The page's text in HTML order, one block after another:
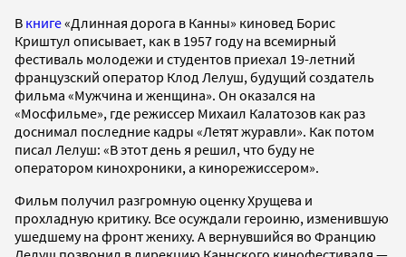
В книге«Длинная дорога в Канны» киновед Борис
Криштул описывает, как в 1957 году на всемирный
фестиваль молодежи и студентов приехал 19-летний
французский оператор Клод Лелуш, будущий создатель
фильма «Мужчина и женщина». Он оказался на
«Мосфильме», где режиссер Михаил Калатозов как раз
доснимал последние кадры «Летят журавли». Как потом
писал Лелуш: «В этот день я решил, что буду не
оператором кинохроники, а кинорежиссером».
Фильм получил разгромную оценку Хрущева и
прохладную критику. Все осуждали героиню, изменившую
ушедшему на фронт жениху. А вернувшийся во Францию